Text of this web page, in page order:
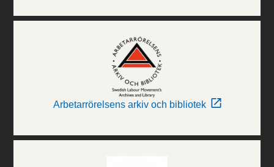
Arbetarrörelsens arkiv och bibliotek